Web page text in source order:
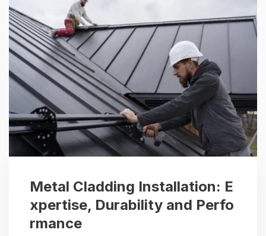
Metal Cladding Installation: E
xpertise, Durability and Perfo
rmance